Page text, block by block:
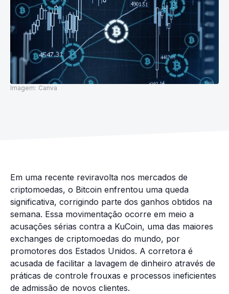
Imagem: Canva
Em uma recente reviravolta nos mercados de
criptomoedas, o Bitcoin enfrentou uma queda
significativa, corrigindo parte dos ganhos obtidos na
semana. Essa movimentação ocorre em meio a
acusações sérias contra a KuCoin, uma das maiores
exchanges de criptomoedas do mundo, por
promotores dos Estados Unidos. A corretora é
acusada de facilitar a lavagem de dinheiro através de
práticas de controle frouxas e processos ineficientes
de admissão de novos clientes.